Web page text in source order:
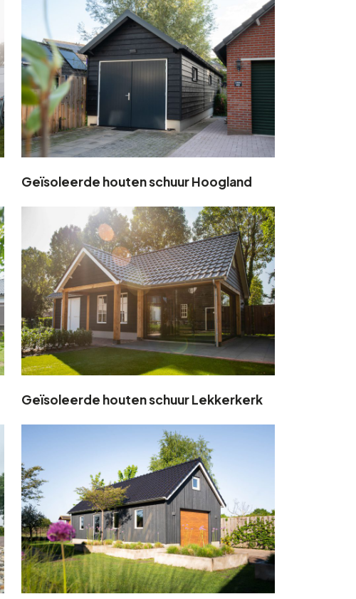
Geïsoleerde houten schuur Hoogland
Geïsoleerde houten schuur Lekkerkerk